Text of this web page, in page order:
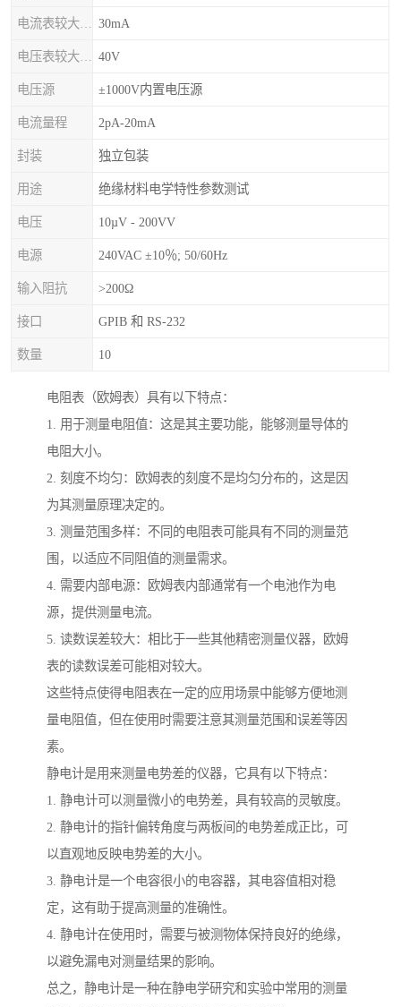
30mA
40V
电压源 ±1000V内置电压源
电流量程 2pA-20mA
封装 独立包装
用途 绝缘材料电学特性参数测试
电压 10µV - 200VV
电源 240VAC ±10％; 50/60Hz
输入阻抗 >200Ω
接口 GPIB 和 RS-232
数量 10
电阻表（欧姆表）具有以下特点：
1. 用于测量电阻值：这是其主要功能，能够测量导体的
电阻大小。
2. 刻度不均匀：欧姆表的刻度不是均匀分布的，这是因
为其测量原理决定的。
3. 测量范围多样：不同的电阻表可能具有不同的测量范
围，以适应不同阻值的测量需求。
4. 需要内部电源：欧姆表内部通常有一个电池作为电
源，提供测量电流。
5. 读数误差较大：相比于一些其他精密测量仪器，欧姆
表的读数误差可能相对较大。
这些特点使得电阻表在一定的应用场景中能够方便地测
量电阻值，但在使用时需要注意其测量范围和误差等因
素。
静电计是用来测量电势差的仪器，它具有以下特点：
1. 静电计可以测量微小的电势差，具有较高的灵敏度。
2. 静电计的指针偏转角度与两板间的电势差成正比，可
以直观地反映电势差的大小。
3. 静电计是一个电容很小的电容器，其电容值相对稳
定，这有助于提高测量的准确性。
4. 静电计在使用时，需要与被测物体保持良好的绝缘，
以避免漏电对测量结果的影响。
总之，静电计是一种在静电学研究和实验中常用的测量